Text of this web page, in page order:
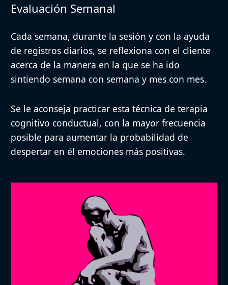
Evaluación Semanal
Cada semana, durante la sesión y con la ayuda
de registros diarios, se reflexiona con el cliente
acerca de la manera en la que se ha ido
sintiendo semana con semana y mes con mes.
Se le aconseja practicar esta técnica de terapia
cognitivo conductual, con la mayor frecuencia
posible para aumentar la probabilidad de
despertar en él emociones más positivas.